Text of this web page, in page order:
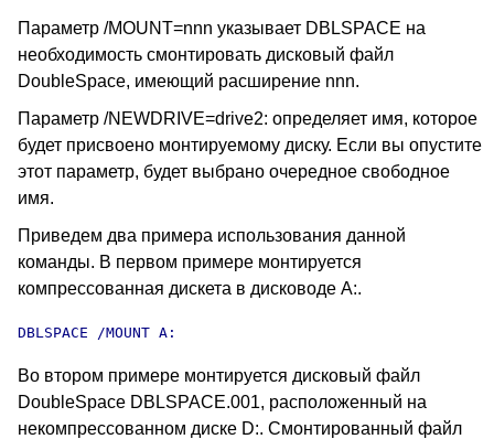
Параметр /MOUNT=nnn указывает DBLSPACE на
необходимость смонтировать дисковый файл
DoubleSpace, имеющий расширение nnn.
Параметр /NEWDRIVE=drive2: определяет имя, которое
будет присвоено монтируемому диску. Если вы опустите
этот параметр, будет выбрано очередное свободное
имя.
Приведем два примера использования данной
команды. В первом примере монтируется
компрессованная дискета в дисководе A:.
DBLSPACE /MOUNT A:
Во втором примере монтируется дисковый файл
DoubleSpace DBLSPACE.001, расположенный на
некомпрессованном диске D:. Смонтированный файл